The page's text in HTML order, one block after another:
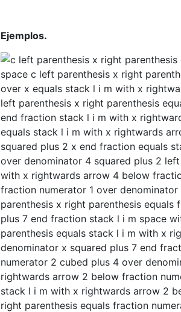
Ejemplos.